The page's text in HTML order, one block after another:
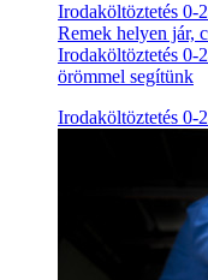
Irodaköltöztetés 0-
Remek helyen jár,
Irodaköltöztetés 0-
örömmel segítünk
Irodaköltöztetés 0-